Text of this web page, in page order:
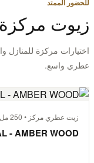
للحضور الممتد
زيوت مركزة 250مل
اختيارات مركزة للمنازل
عطري واسع.
زيت عطري مركز • 250 مل
- AMBER WOOD